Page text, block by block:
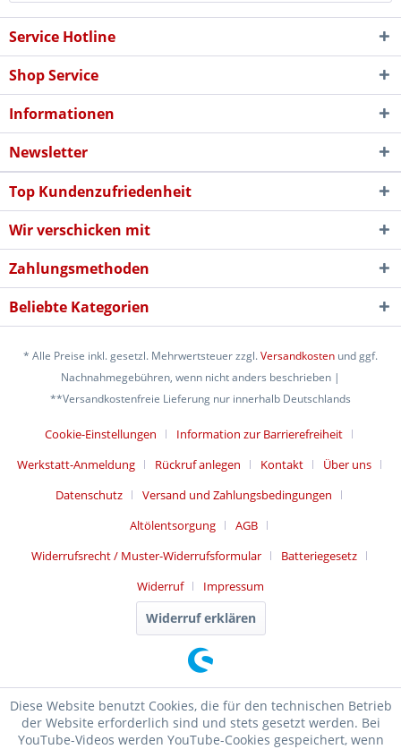
Service Hotline
Shop Service
Informationen
Newsletter
Top Kundenzufriedenheit
Wir verschicken mit
Zahlungsmethoden
Beliebte Kategorien
* Alle Preise inkl. gesetzl. Mehrwertsteuer zzgl.Versandkosten und ggf.
Nachnahmegebühren, wenn nicht anders beschrieben |
**Versandkostenfreie Lieferung nur innerhalb Deutschlands
Cookie-Einstellungen
Information zur Barrierefreiheit
Werkstatt-Anmeldung
Rückruf anlegen Kontakt
Über uns
Datenschutz
Versand und Zahlungsbedingungen
Altölentsorgung
AGB
Widerrufsrecht / Muster-Widerrufsformular
Batteriegesetz
Widerruf
Impressum
Widerruf erklären
Diese Website benutzt Cookies, die für den technischen Betrieb
der Website erforderlich sind und stets gesetzt werden. Bei
YouTube-Videos werden YouTube-Cookies gespeichert, wenn